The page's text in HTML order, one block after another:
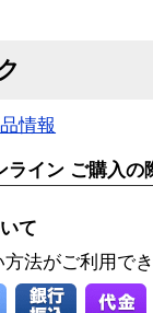
情報
ライン ご購入の
て
法がご利用で